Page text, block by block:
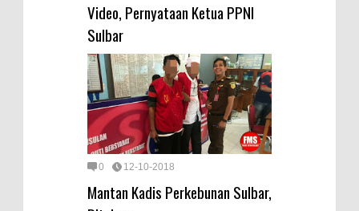
Video, Pernyataan Ketua PPNI
Sulbar
0 12-10-2018
Mantan Kadis Perkebunan Sulbar,